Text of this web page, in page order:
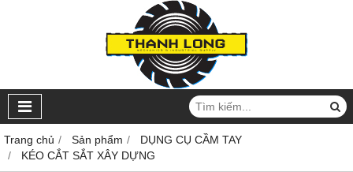
Trang chủ Sản phẩm
DỤNG CỤ CẦM TAY
KÉO CẮT SẮT XÂY DỰNG